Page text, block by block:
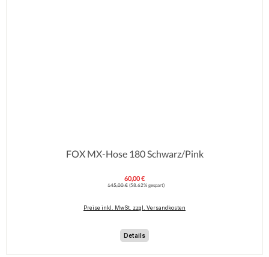
FOX MX-Hose 180 Schwarz/Pink
Verkaufspreis:
60,00 €
Regulärer Preis:
145,00 € (58.62% gespart)
Preise inkl. MwSt. zzgl. Versandkosten
Details